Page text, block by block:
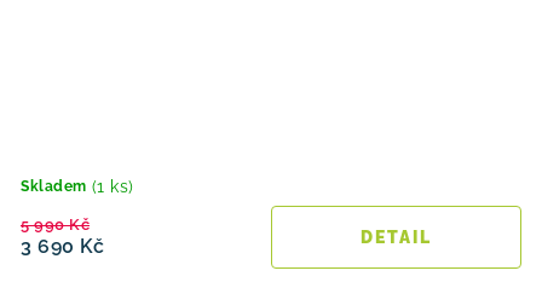
Skladem (1 ks)
3 690 Kč
5 990 Kč